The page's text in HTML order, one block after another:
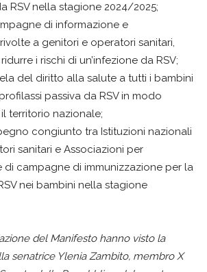
RSV nella stagione 2024/2025;
di informazione e
a genitori e operatori sanitari,
i rischi di un’infezione da RSV;
del diritto alla salute a tutti i bambini
passiva da RSV in modo
territorio nazionale;
congiunto tra Istituzioni nazionali
sanitari e Associazioni per
di campagne di immunizzazione per la
nei bambini nella stagione
del Manifesto hanno visto la
senatrice Ylenia Zambito, membro X